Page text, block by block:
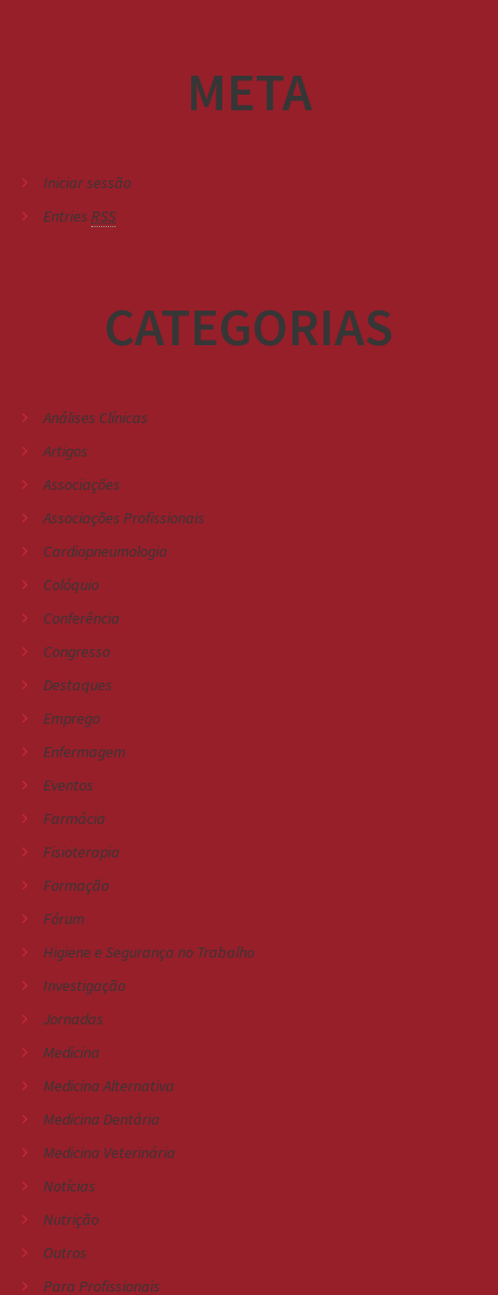
META
Iniciar sessão
Entries RSS
CATEGORIAS
Análises Clínicas
Artigos
Associações
Associações Profissionais
Cardiopneumologia
Colóquio
Conferência
Congresso
Destaques
Emprego
Enfermagem
Eventos
Farmácia
Fisioterapia
Formação
Fórum
Higiene e Segurança no Trabalho
Investigação
Jornadas
Medicina
Medicina Alternativa
Medicina Dentária
Medicina Veterinária
Notícias
Nutrição
Outros
Para Profissionais